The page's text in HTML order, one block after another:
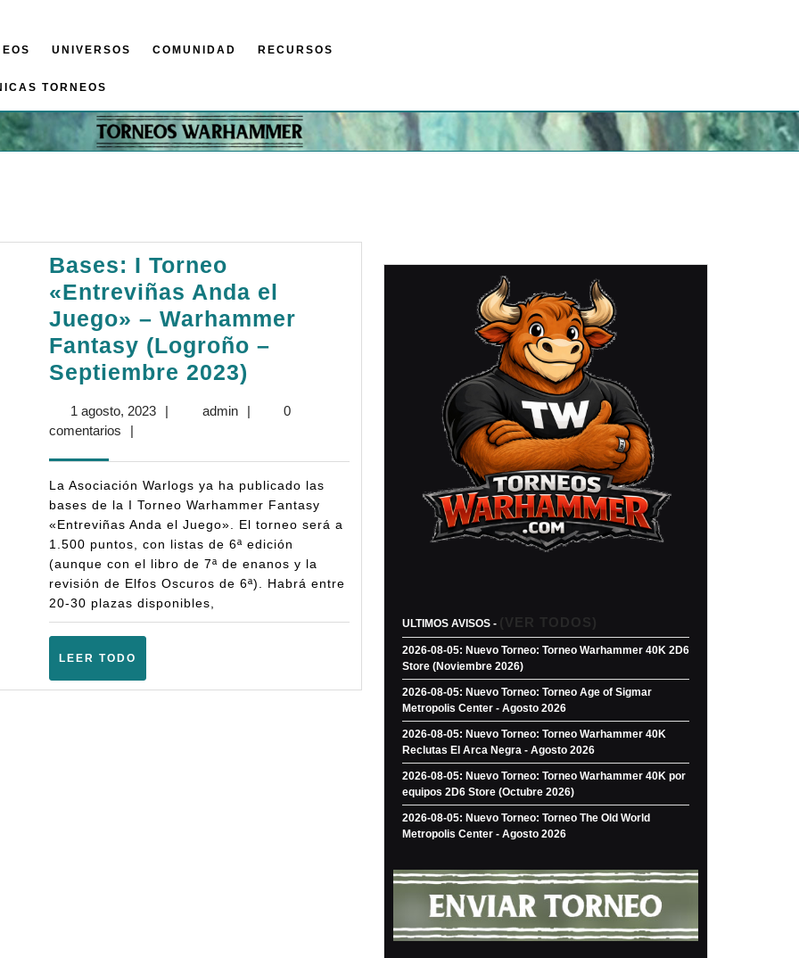
UNIVERSOS COMUNIDAD RECURSOS
TORNEOS
Bases: I Torneo
«Entreviñas Anda el
Juego» – Warhammer
Fantasy (Logroño –
Septiembre 2023)
Torneo
Anda
el
Juego» –
Warhammer
Fantasy
2023)
1 agosto, 20231
| adminadmin
|
0
comentarios
|
La Asociación Warlogs ya ha publicado las
bases de la I Torneo Warhammer Fantasy
«Entreviñas Anda el Juego». El torneo será a
1.500 puntos, con listas de 6ª edición
(aunque con el libro de 7ª de enanos y la
revisión de Elfos Oscuros de 6ª). Habrá entre
20-30 plazas disponibles,
LEER TODO
ULTIMOS AVISOS - (VER TODOS)
2026-08-05: Nuevo Torneo: Torneo Warhammer 40K 2D6
Store (Noviembre 2026)
2026-08-05: Nuevo Torneo: Torneo Age of Sigmar
Metropolis Center - Agosto 2026
2026-08-05: Nuevo Torneo: Torneo Warhammer 40K
Reclutas El Arca Negra - Agosto 2026
2026-08-05: Nuevo Torneo: Torneo Warhammer 40K por
equipos 2D6 Store (Octubre 2026)
2026-08-05: Nuevo Torneo: Torneo The Old World
Metropolis Center - Agosto 2026